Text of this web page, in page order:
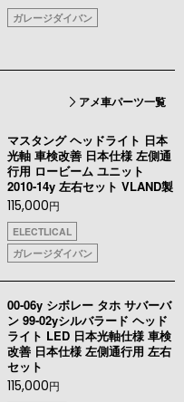
ガレージダイバン
アメ車パーツ一覧
マスタング ヘッドライト 日本
光軸 車検改善 日本仕様 左側通
行用 ロービーム ユニット
2010-14y 左右セット VLAND製
115,000円
ELECTLICAL
ガレージダイバン
00-06y シボレー タホ サバーバ
ン 99-02yシルバラード ヘッド
ライト LED 日本光軸仕様 車検
改善 日本仕様 左側通行用 左右
セット
115,000円